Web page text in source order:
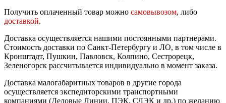
Получить оплаченный товар можно самовывозом, либо
доставкой.
Доставка осуществляется нашими постоянными партнерами.
Стоимость доставки по Санкт-Петербургу и ЛО, в том числе в
Кронштадт, Пушкин, Павловск, Колпино, Сестрорецк,
Зеленогорск рассчитывается индивидуально в момент заказа.
Доставка малогабаритных товаров в другие города
осуществляется экспедиторскими транспортными
компаниями (Деловые Линии, ПЭК, СДЭК и др.) по желанию